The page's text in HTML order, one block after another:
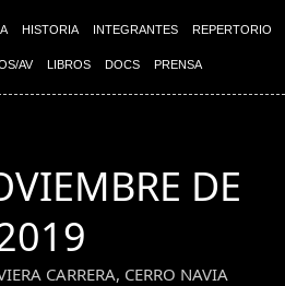
HISTORIA INTEGRANTES REPERTORIO
AV LIBROS DOCS PRENSA
DE
CARRERA, CERRO NAVIA